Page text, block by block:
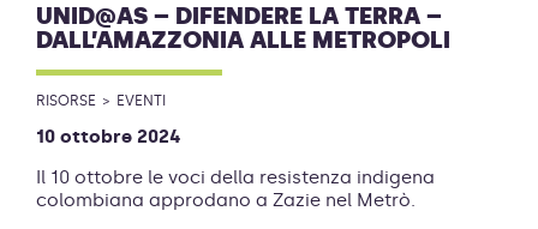
UNID@AS – DIFENDERE LA TERRA –
DALL’AMAZZONIA ALLE METROPOLI
RISORSE EVENTI
10 ottobre 2024
Il 10 ottobre le voci della resistenza indigena
colombiana approdano a Zazie nel Metrò.